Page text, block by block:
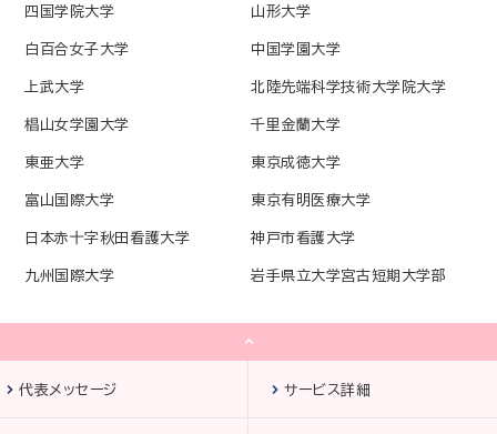
四国学院大学 山形大学
白百合女子大学 中国学園大学
上武大学 北陸先端科学技術大学院大学
椙山女学園大学 千里金蘭大学
東亜大学 東京成徳大学
富山国際大学 東京有明医療大学
日本赤十字秋田看護大学 神戸市看護大学
九州国際大学 岩手県立大学宮古短期大学部
代表メッセージ サービス詳細